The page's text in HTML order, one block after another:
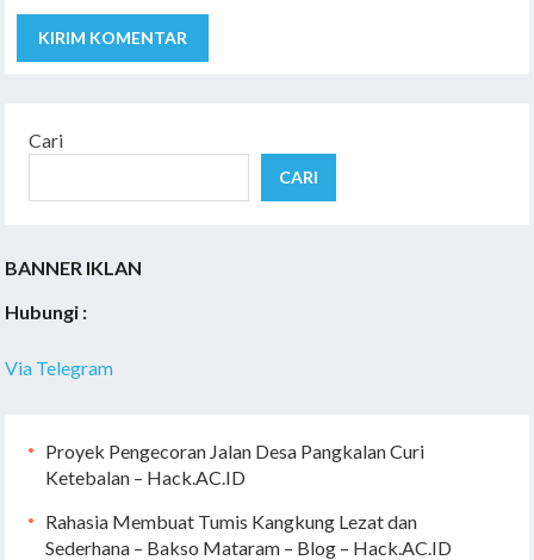
Cari
CARI
BANNER IKLAN
Hubungi :
Via Telegram
Proyek Pengecoran Jalan Desa Pangkalan Curi
Ketebalan – Hack.AC.ID
Rahasia Membuat Tumis Kangkung Lezat dan
Sederhana – Bakso Mataram – Blog – Hack.AC.ID